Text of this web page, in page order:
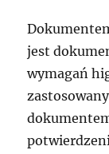
jest
wymagań